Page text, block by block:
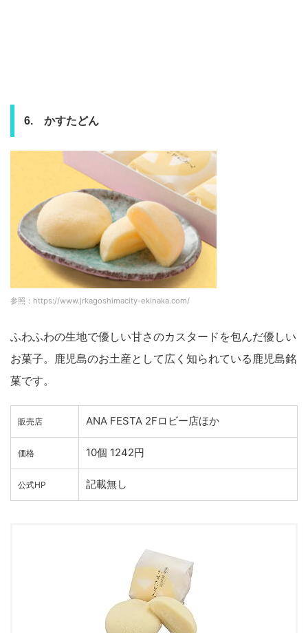
6. かすたどん
参照：https://www.jrkagoshimacity-ekinaka.com/
ふわふわの生地で優しい甘さのカスタードを包んだ優しい
お菓子。鹿児島のお土産として広く知られている鹿児島銘
菓です。
販売店 ANA FESTA 2Fロビー店ほか
価格 10個 1242円
公式HP 記載無し